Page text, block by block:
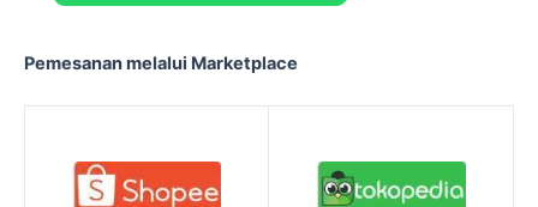
Pemesanan melalui Marketplace